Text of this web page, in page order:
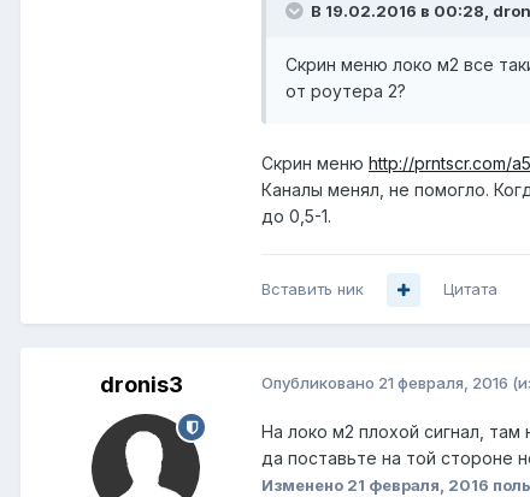
В 19.02.2016 в 00:28,
Скрин меню локо м2 все
от роутера 2?
Скрин меню http://prntscr.com/
Каналы менял, не помогло.
до 0,5-1.
Вставить ник Цитата
dronis3 Опубликовано 21 февраля, 2016
На локо м2 плохой сигнал,
да поставьте на той стороне
Изменено 21 февраля, 2016